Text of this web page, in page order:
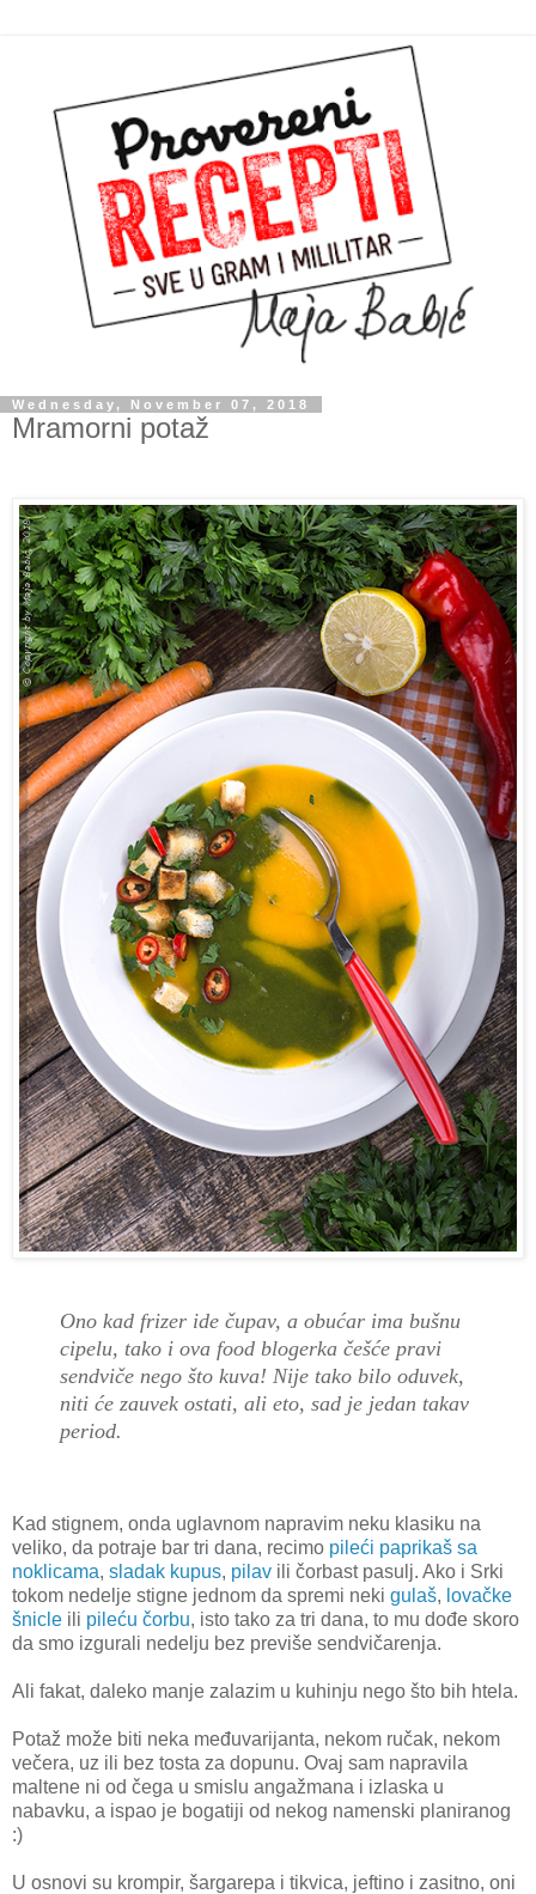
Wednesday, November 07, 2018
Mramorni potaž
Ono kad frizer ide čupav, a obućar ima bušnu
cipelu, tako i ova food blogerka češće pravi
sendviče nego što kuva! Nije tako bilo oduvek,
niti će zauvek ostati, ali eto, sad je jedan takav
period.
Kad stignem, onda uglavnom napravim neku klasiku na
veliko, da potraje bar tri dana, recimo pileći paprikaš sa
noklicama, sladak kupus, pilav ili čorbast pasulj. Ako i Srki
tokom nedelje stigne jednom da spremi neki gulaš, lovačke
šnicle ili pileću čorbu, isto tako za tri dana, to mu dođe skoro
da smo izgurali nedelju bez previše sendvičarenja.
Ali fakat, daleko manje zalazim u kuhinju nego što bih htela.
Potaž može biti neka međuvarijanta, nekom ručak, nekom
večera, uz ili bez tosta za dopunu. Ovaj sam napravila
maltene ni od čega u smislu angažmana i izlaska u
nabavku, a ispao je bogatiji od nekog namenski planiranog
:)
U osnovi su krompir, šargarepa i tikvica, jeftino i zasitno, oni